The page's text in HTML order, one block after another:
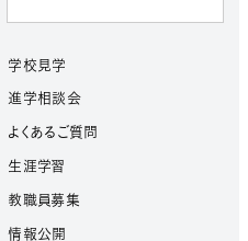
学校見学
進学相談会
よくあるご質問
生涯学習
教職員募集
情報公開